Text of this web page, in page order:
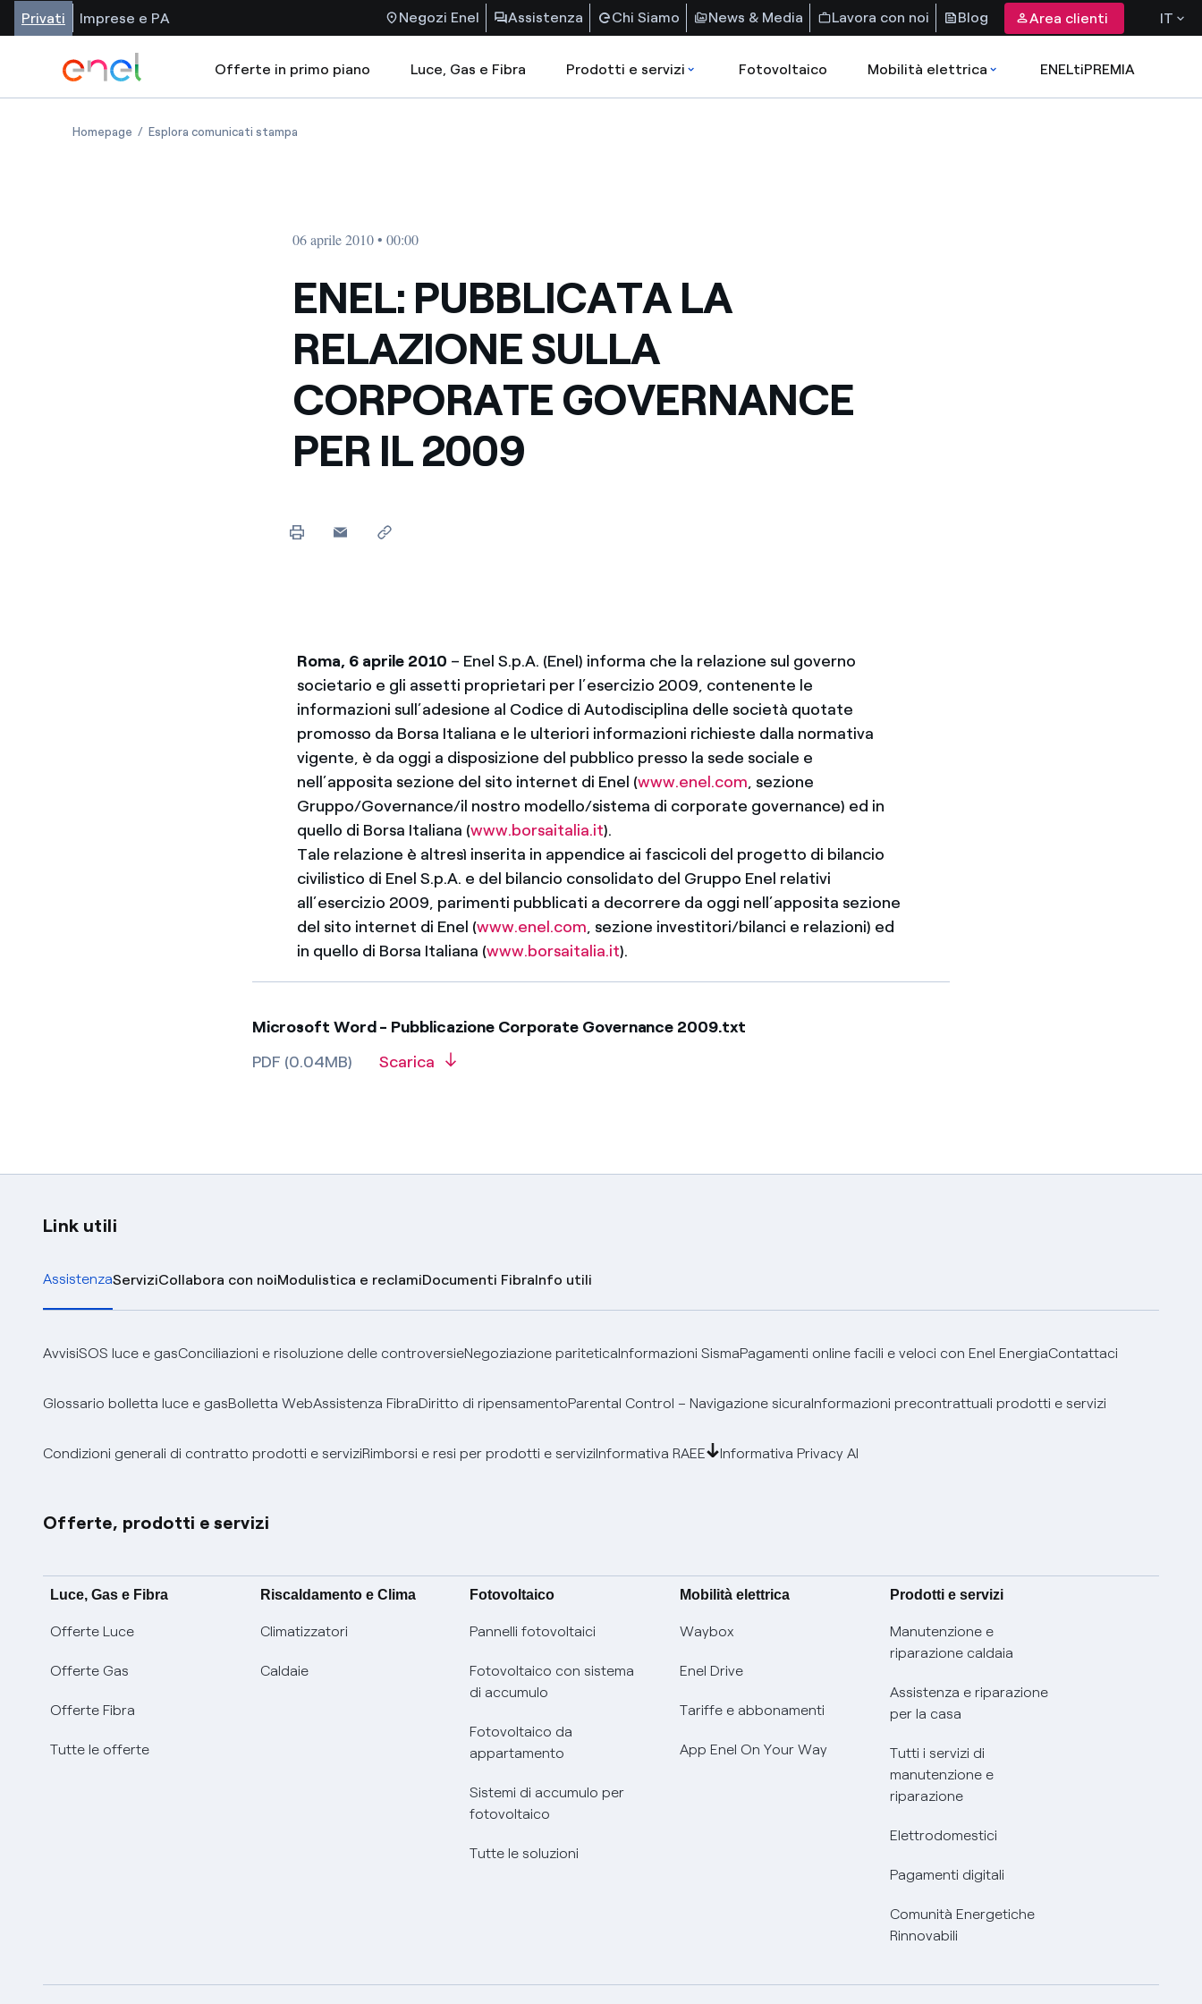
Privati Imprese e PA Negozi Enel Assistenza Chi Siamo News & Media Lavora con noi Blog Area clienti IT
Offerte in primo piano Luce, Gas e Fibra Prodotti e servizi Fotovoltaico Mobilità elettrica ENELtiPREMIA
Homepage Esplora comunicati stampa
06 aprile 2010 • 00:00
ENEL: PUBBLICATA LA
RELAZIONE SULLA
CORPORATE GOVERNANCE
PER IL 2009
Roma, 6 aprile 2010 – Enel S.p.A. (Enel) informa che la relazione sul governo
societario e gli assetti proprietari per l’esercizio 2009, contenente le
informazioni sull’adesione al Codice di Autodisciplina delle società quotate
promosso da Borsa Italiana e le ulteriori informazioni richieste dalla normativa
vigente, è da oggi a disposizione del pubblico presso la sede sociale e
nell’apposita sezione del sito internet di Enel (www.enel.com, sezione
Gruppo/Governance/il nostro modello/sistema di corporate governance) ed in
quello di Borsa Italiana (www.borsaitalia.it).
Tale relazione è altresì inserita in appendice ai fascicoli del progetto di bilancio
civilistico di Enel S.p.A. e del bilancio consolidato del Gruppo Enel relativi
all’esercizio 2009, parimenti pubblicati a decorrere da oggi nell’apposita sezione
del sito internet di Enel (www.enel.com, sezione investitori/bilanci e relazioni) ed
in quello di Borsa Italiana (www.borsaitalia.it).
Microsoft Word - Pubblicazione Corporate Governance 2009.txt
PDF (0.04MB)
Scarica
Link utili
AssistenzaServiziCollabora con noiModulistica e reclamiDocumenti FibraInfo utili
AvvisiSOS luce e gasConciliazioni e risoluzione delle controversieNegoziazione pariteticaInformazioni SismaPagamenti online facili e veloci con Enel EnergiaContattaci
Glossario bolletta luce e gasBolletta WebAssistenza FibraDiritto di ripensamentoParental Control – Navigazione sicuraInformazioni precontrattuali prodotti e servizi
Condizioni generali di contratto prodotti e serviziRimborsi e resi per prodotti e serviziInformativa RAEE Informativa Privacy AI
Offerte, prodotti e servizi
Luce, Gas e Fibra
Offerte Luce
Offerte Gas
Offerte Fibra
Tutte le offerte
Riscaldamento e Clima
Climatizzatori
Caldaie
Fotovoltaico
Pannelli fotovoltaici
Fotovoltaico con sistema
di accumulo
Fotovoltaico da
appartamento
Sistemi di accumulo per
fotovoltaico
Tutte le soluzioni
Mobilità elettrica
Waybox
Enel Drive
Tariffe e abbonamenti
App Enel On Your Way
Prodotti e servizi
Manutenzione e
riparazione caldaia
Assistenza e riparazione
per la casa
Tutti i servizi di
manutenzione e
riparazione
Elettrodomestici
Pagamenti digitali
Comunità Energetiche
Rinnovabili